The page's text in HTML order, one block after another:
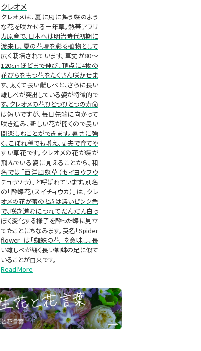
クレオメ
クレオメは、夏に風に舞う蝶のよう
な花を咲かせる一年草。熱帯アフリ
カ原産で、日本へは明治時代初期に
渡来し、夏の花壇を彩る植物として
広く栽培されています。草丈が80～
120cmほどまで伸び、頂点に4枚の
花びらをもつ花をたくさん咲かせま
す。太くて長い雌しべと、さらに長い
雄しべが突出している姿が特徴的で
す。クレオメの花ひとつひとつの寿命
は短いですが、毎日先端に向かって
咲き進み、新しい花が開くので長い
間楽しむことができます。暑さに強
く、こぼれ種でも増え、丈夫で育てや
すい草花です。クレオメの花が蝶が
飛んでいる姿に見えることから、和
名では「西洋風蝶草（セイヨウフウ
チョウソウ）」と呼ばれています。別名
の「酔蝶花（スイチョウカ）」は、クレ
オメの花が蕾のときは濃いピンク色
で、咲き進むにつれてだんだん白っ
ぽく変化する様子を酔った蝶に見立
てたことにちなみます。英名「Spider
flower」は「蜘蛛の花」を意味し、長
い雄しべが細く長い蜘蛛の足に似て
いることが由来です。
Read More